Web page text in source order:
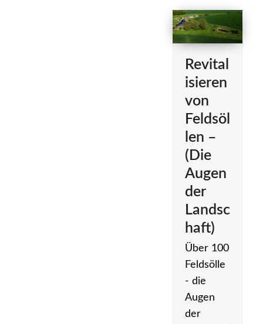
Revital
isieren
von
Feldsöl
len –
(Die
Augen
der
Landsc
haft)
Über 100
Feldsölle
- die
Augen
der